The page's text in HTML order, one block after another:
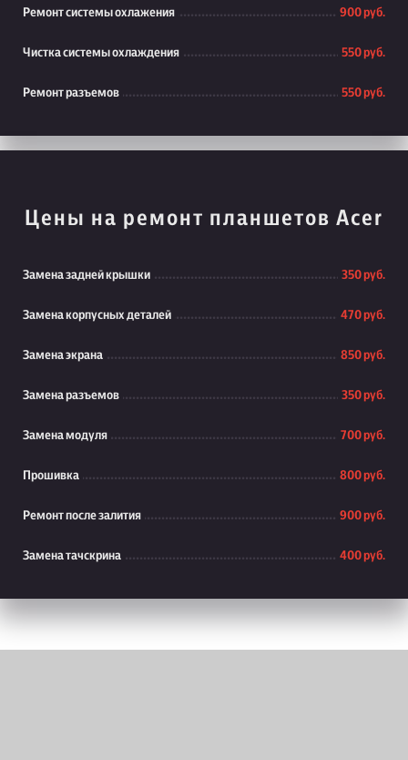
Ремонт системы охлажения 900 руб.
Чистка системы охлаждения 550 руб.
Ремонт разъемов 550 руб.
Цены на ремонт планшетов Acer
Замена задней крышки 350 руб.
Замена корпусных деталей 470 руб.
Замена экрана 850 руб.
Замена разъемов 350 руб.
Замена модуля 700 руб.
Прошивка 800 руб.
Ремонт после залития 900 руб.
Замена тачскрина 400 руб.